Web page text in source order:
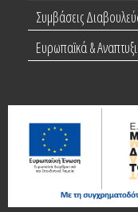
Συμβάσεις
Ευρωπαϊκά &